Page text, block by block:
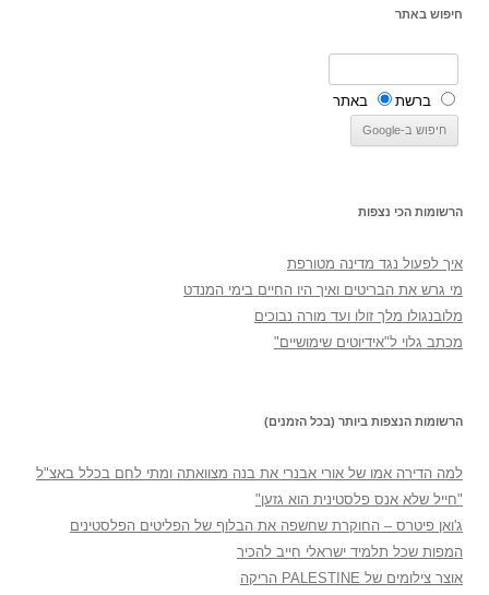
חיפוש באתר
ברשת באתר
הרשומות הכי נצפות
איך לפעול נגד מדינה מטורפת
מי גרש את הבריטים ואיך היו החיים בימי המנדט
מלובנגולו מלך זולו ועד מורה נבוכים
מכתב גלוי ל"אידיוטים שימושיים"
הרשומות הנצפות ביותר (בכל הזמנים)
למה הדירה אמו של אורי אבנרי את בנה מצוואתה ומתי לחם בכלל באצ"ל
"חייל שלא אנס פלסטינית הוא גזען"
ג'ואן פיטרס – החוקרת שחשפה את הבלוף של הפליטים הפלסטינים
המפות שכל תלמיד ישראלי חייב להכיר
אוצר צילומים של PALESTINE הריקה